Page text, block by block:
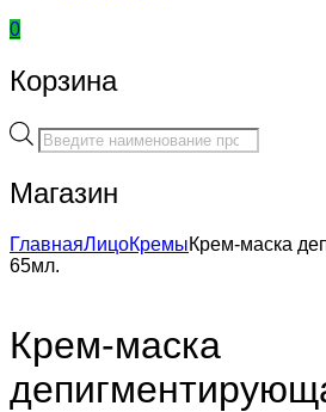
0
Корзина
Поиск
товаров
Магазин
ГлавнаяЛицоКремыКрем-маска
65мл.
Крем-маска